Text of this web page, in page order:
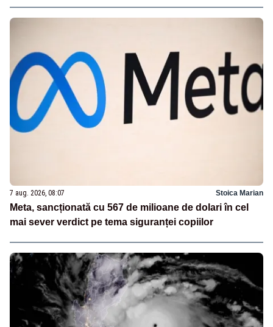
7 aug. 2026, 08:07 Stoica Marian
Meta, sancționată cu 567 de milioane de dolari în cel
mai sever verdict pe tema siguranței copiilor